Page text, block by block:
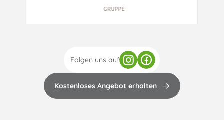
Folgen uns auf
Kostenloses Angebot erhalten